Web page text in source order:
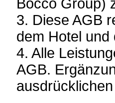
Bocco Group)
3. Diese AGB
dem Hotel und
4. Alle
AGB.